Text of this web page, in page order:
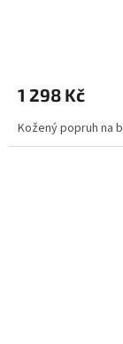
je
z
5
1 298 Kč
Kožený popruh na